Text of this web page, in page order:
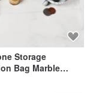
Storage
Bag Marble